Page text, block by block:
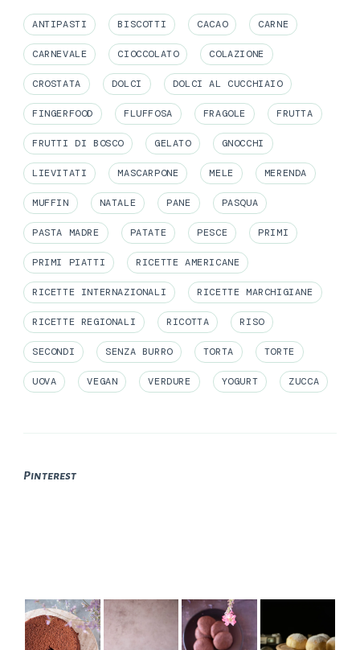
ANTIPASTI BISCOTTI CACAO CARNE
CARNEVALE CIOCCOLATO COLAZIONE
CROSTATA DOLCI DOLCI AL CUCCHIAIO
FINGERFOOD FLUFFOSA FRAGOLE FRUTTA
FRUTTI DI BOSCO GELATO GNOCCHI
LIEVITATI MASCARPONE MELE MERENDA
MUFFIN NATALE PANE PASQUA
PASTA MADRE PATATE PESCE PRIMI
PRIMI PIATTI RICETTE AMERICANE
RICETTE INTERNAZIONALI RICETTE MARCHIGIANE
RICETTE REGIONALI RICOTTA RISO
SECONDI SENZA BURRO TORTA TORTE
UOVA VEGAN VERDURE YOGURT ZUCCA
Pinterest